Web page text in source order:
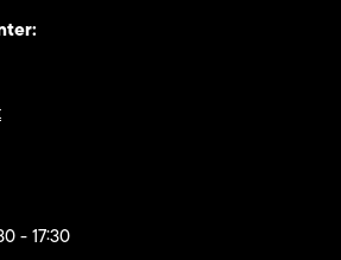
- 17:30